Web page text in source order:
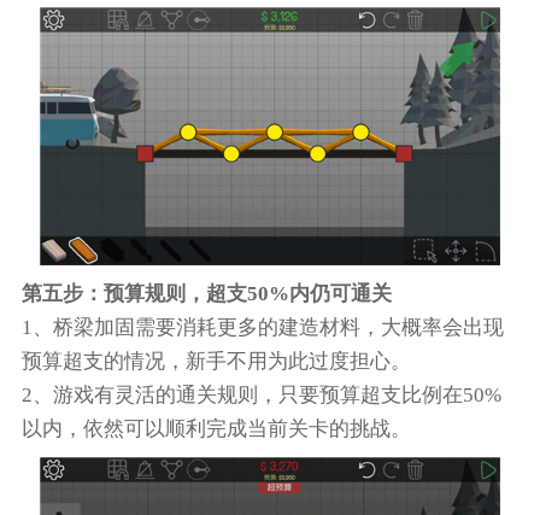
第五步：预算规则，超支50%内仍可通关
1、桥梁加固需要消耗更多的建造材料，大概率会出现
预算超支的情况，新手不用为此过度担心。
2、游戏有灵活的通关规则，只要预算超支比例在50%
以内，依然可以顺利完成当前关卡的挑战。